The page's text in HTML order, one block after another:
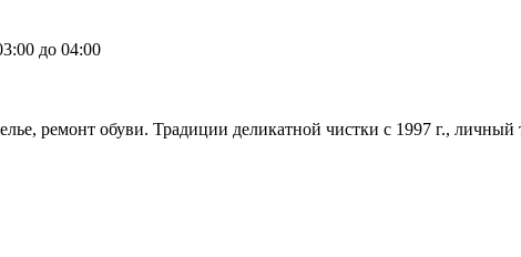
до 04:00
ремонт обуви. Традиции деликатной чистки с 1997 г., личный